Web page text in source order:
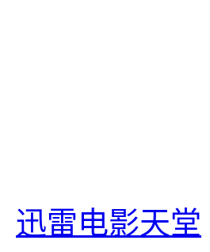
迅雷电影天堂